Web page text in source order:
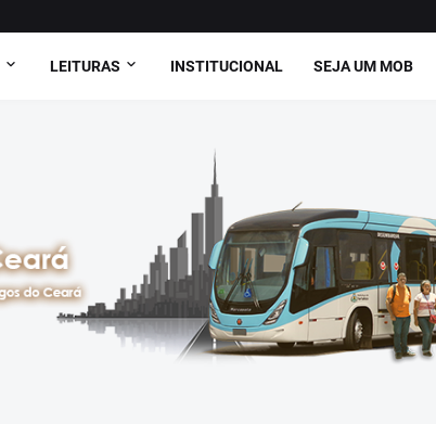
LEITURAS INSTITUCIONAL SEJA UM MOB